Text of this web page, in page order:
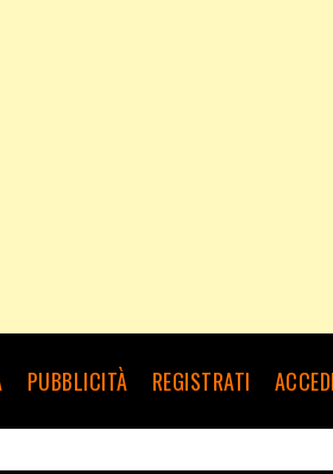
PUBBLICITÀ REGISTRATI